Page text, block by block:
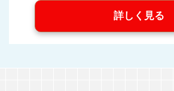
詳しく見る